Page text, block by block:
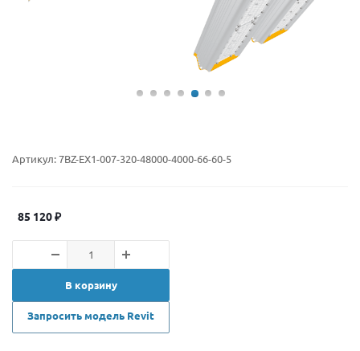
Артикул:7BZ-EX1-007-320-48000-4000-66-60-5
85 120₽
В корзину
Запросить модель Revit